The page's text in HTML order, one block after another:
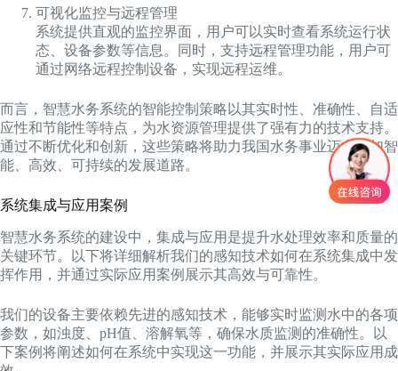
可视化监控与远程管理
系统提供直观的监控界面，用户可以实时查看系统运行状
态、设备参数等信息。同时，支持远程管理功能，用户可
通过网络远程控制设备，实现远程运维。
而言，智慧水务系统的智能控制策略以其实时性、准确性、自适
应性和节能性等特点，为水资源管理提供了强有力的技术支持。
通过不断优化和创新，这些策略将助力我国水务事业迈向更加智
能、高效、可持续的发展道路。
系统集成与应用案例
智慧水务系统的建设中，集成与应用是提升水处理效率和质量的
关键环节。以下将详细解析我们的感知技术如何在系统集成中发
挥作用，并通过实际应用案例展示其高效与可靠性。
我们的设备主要依赖先进的感知技术，能够实时监测水中的各项
参数，如浊度、pH值、溶解氧等，确保水质监测的准确性。以
下案例将阐述如何在系统中实现这一功能，并展示其实际应用成